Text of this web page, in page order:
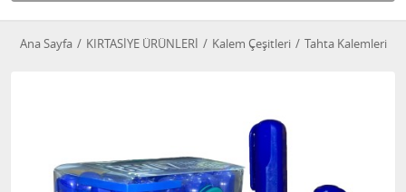
Ana Sayfa KIRTASİYE ÜRÜNLERİ Kalem Çeşitleri Tahta Kalemleri